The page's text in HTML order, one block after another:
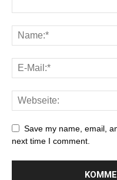
Save my name, email,
next time I comment.